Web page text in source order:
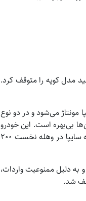
در مدل‌های سدان و کوپه تولید می‌شود. که شرکت کیا موتورز در سال 1395 تولید مدل کوپه را متوقف کرد.
می‌شود و در دو نوع
آپشن‌ها بی‌بهره است. این خودرو
به عنوان خودروی هر دو یگان راهنمایی و رانندگی و نیروی انتظامی مورد استفاده قرار گرفت که سایپا در وهله نخست ۲۰۰
به دلیل ممنوعیت واردات،